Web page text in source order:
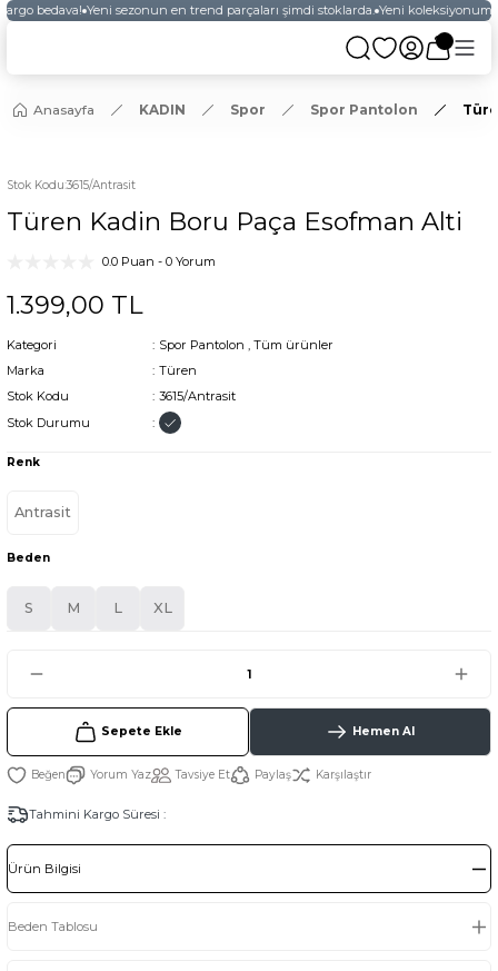
bedava! Yeni sezonun en trend parçaları şimdi stoklarda. Yeni
Anasayfa KADIN Spor Spor Pantolon
Stok Kodu:3615/Antrasit
Türen Kadin Boru Paça Esofman Alti
0.0 Puan - 0 Yorum
1.399,00 TL
Kategori Spor Pantolon , Tüm ürünler
Marka
Türen
Stok Kodu
3615/Antrasit
Stok Durumu
Renk
Antrasit
Beden
S M L XL
Sepete Ekle Hemen Al
Yorum Yaz Tavsiye Et Paylaş Karşılaştır
Tahmini Kargo Süresi :
Ürün Bilgisi
Beden Tablosu